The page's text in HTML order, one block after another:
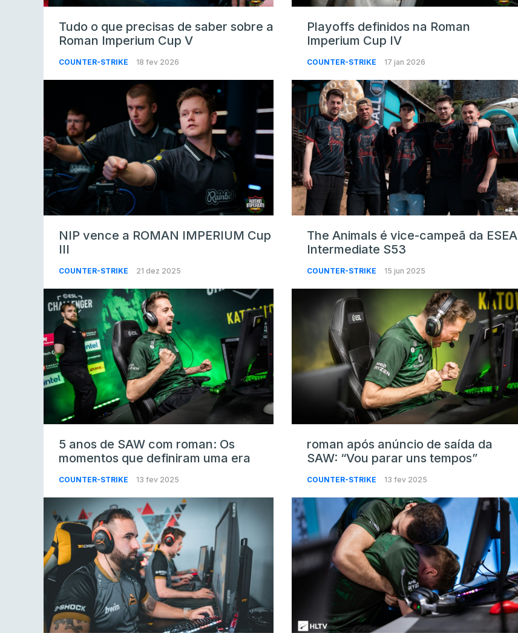
Tudo o que precisas de saber sobre a
Roman Imperium Cup V
COUNTER-STRIKE 18 fev 2026
Playoffs definidos na Roman
Imperium Cup IV
COUNTER-STRIKE 17 jan 2026
NIP vence a ROMAN IMPERIUM Cup
III
COUNTER-STRIKE 21 dez 2025
The Animals é vice-campeã da ESEA
Intermediate S53
COUNTER-STRIKE 15 jun 2025
5 anos de SAW com roman: Os
momentos que definiram uma era
COUNTER-STRIKE 13 fev 2025
roman após anúncio de saída da
SAW: “Vou parar uns tempos”
COUNTER-STRIKE 13 fev 2025